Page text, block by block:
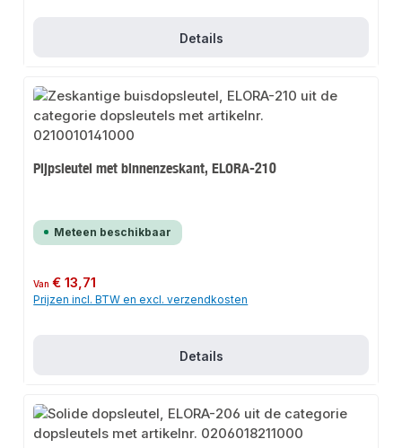
Details
Pijpsleutel met binnenzeskant, ELORA-210
Meteen beschikbaar
Normale prijs:
Van€ 13,71
Prijzen incl. BTW en excl. verzendkosten
Details